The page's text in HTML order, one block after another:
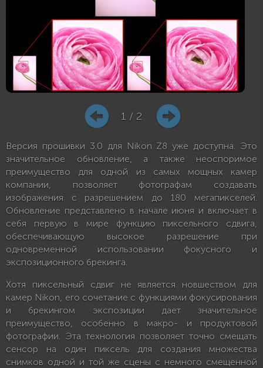
1 / 2
Версия прошивки 3.0 для Nikon Z8 уже доступна. Это
значительное обновление, а также неоспоримое
преимущество для одной из самых мощных камер
компании, позволяет фотографам создавать
изображения с разрешением до 180 мегапикселей.
Обновление представлено в начале июня и включает в
себя первую в мире функцию пиксельного сдвига,
обеспечивающую высокое разрешение при
одновременной использовании фокусного и
экспозиционного брекинга.
Хотя пиксельный сдвиг не является новшеством для
камер Nikon, его сочетание с функциями фокусирования
и брекингом экспозиции дает значительное
преимущество, особенно в макро- и продуктовой
фотографии. Эта технология позволяет точно смещать
сенсор на один пиксель для создания множества
снимков одной и той же сцены с немного смещенной